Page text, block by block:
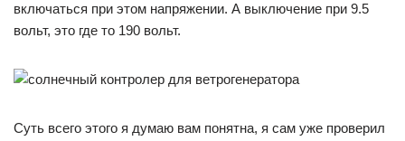
включаться при этом напряжении. А выключение при 9.5
вольт, это где то 190 вольт.
Суть всего этого я думаю вам понятна, я сам уже проверил